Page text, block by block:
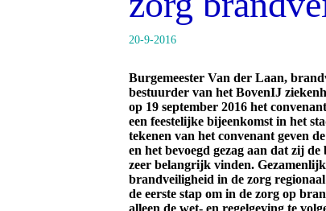
20-9-2016
Burgemeester Van der Laan,
bestuurder van het BovenIJ
op 19 september 2016 het
een feestelijke bijeenkomst in het
tekenen van het convenant geven
en het bevoegd gezag aan dat zij
zeer belangrijk vinden.
brandveiligheid in de zorg
de eerste stap om in de zorg op
alleen de wet- en regelgeving te